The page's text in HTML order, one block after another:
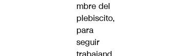
mbre del
plebiscito,
para
seguir